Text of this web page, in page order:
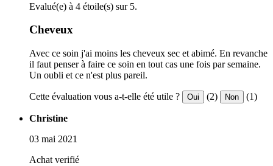
Evalué(e) à 4 étoile(s) sur 5.
Cheveux
Avec ce soin j'ai moins les cheveux sec et abimé. En revanche
il faut penser à faire ce soin en tout cas une fois par semaine.
Un oubli et ce n'est plus pareil.
Cette évaluation vous a-t-elle été utile ? Oui (2) Non (1)
Christine
03 mai 2021
Achat verifié